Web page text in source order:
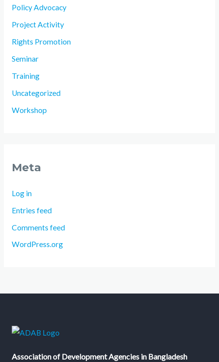
Policy Advocacy
Project Activity
Rights Promotion
Seminar
Training
Uncategorized
Workshop
Meta
Log in
Entries feed
Comments feed
WordPress.org
Association of Development Agencies in Bangladesh